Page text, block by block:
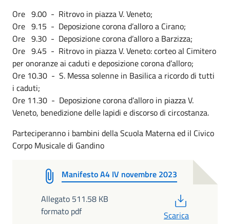
Ore 9.00 - Ritrovo in piazza V. Veneto;
Ore 9.15 - Deposizione corona d’alloro a Cirano;
Ore 9.30 - Deposizione corona d’alloro a Barzizza;
Ore 9.45 - Ritrovo in piazza V. Veneto: corteo al Cimitero
per onoranze ai caduti e deposizione corona d’alloro;
Ore 10.30 - S. Messa solenne in Basilica a ricordo di tutti
i caduti;
Ore 11.30 - Deposizione corona d’alloro in piazza V.
Veneto, benedizione delle lapidi e discorso di circostanza.
Parteciperanno i bambini della Scuola Materna ed il Civico
Corpo Musicale di Gandino
Manifesto A4 IV novembre 2023
Allegato 511.58 KB
formato pdf
Scarica